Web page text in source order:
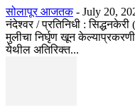
सोलापूर आजतक - July 20,
नंदेश्वर / प्रतिनिधी :
मुलीचा निर्घृण खून
येथील अतिरिक्त...